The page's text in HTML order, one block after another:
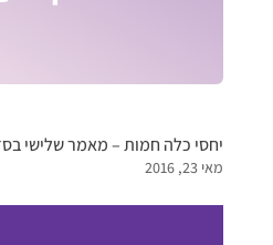
יחסי כלה חמות – מאמר שלישי
מאי 23, 2016